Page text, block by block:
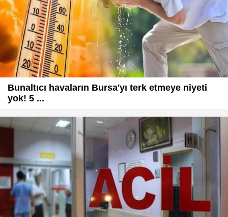
Bunaltıcı havaların Bursa'yı terk etmeye niyeti
yok! 5 ...